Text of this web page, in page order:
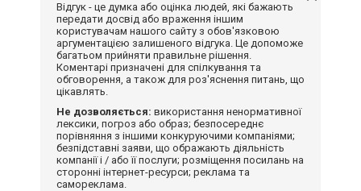
Відгук - це думка або оцінка людей, які бажають
передати досвід або враження іншим
користувачам нашого сайту з обов'язковою
аргументацією залишеного відгука. Це допоможе
багатьом прийняти правильне рішення.
Коментарі призначені для спілкування та
обговорення, а також для роз'яснення питань, що
цікавлять.
Не дозволяється: використання ненормативної
лексики, погроз або образ; безпосереднє
порівняння з іншими конкуруючими компаніями;
безпідставні заяви, що ображають діяльність
компанії і / або її послуги; розміщення посилань на
сторонні інтернет-ресурси; реклама та
самореклама.